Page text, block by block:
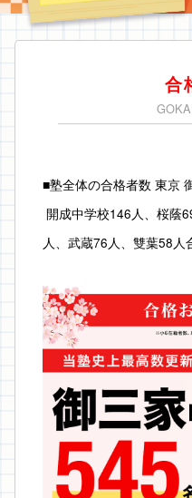
合
■塾全体の合格者数 東京
開成中学校146人、桜蔭
人、武蔵76人、雙葉58人